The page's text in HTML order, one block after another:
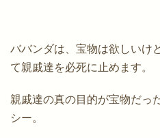
ババンダは、宝物は欲しいけ
て親戚達を必死に止めます。
親戚達の真の目的が宝物だっ
シー。